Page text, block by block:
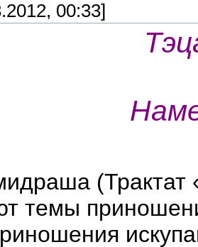
00:33]
(Трактат
темы